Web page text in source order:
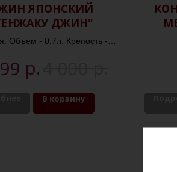
ЯПОНСКИЙ
ДЖИН"
Объем - 0,7л. Крепость -
р.
В корзину